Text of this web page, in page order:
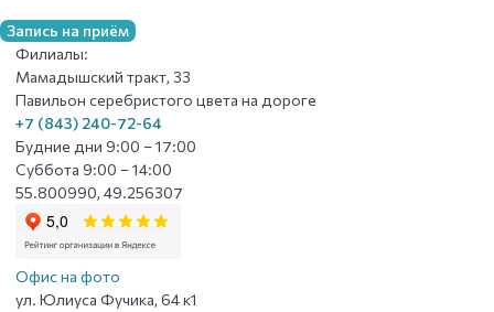
Запись на приём
Филиалы:
Мамадышский тракт, 33
Павильон серебристого цвета на дороге
+7 (843) 240-72-64
Будние дни 9:00 – 17:00
Суббота 9:00 – 14:00
55.800990, 49.256307
Офис на фото
ул. Юлиуса Фучика, 64 к1